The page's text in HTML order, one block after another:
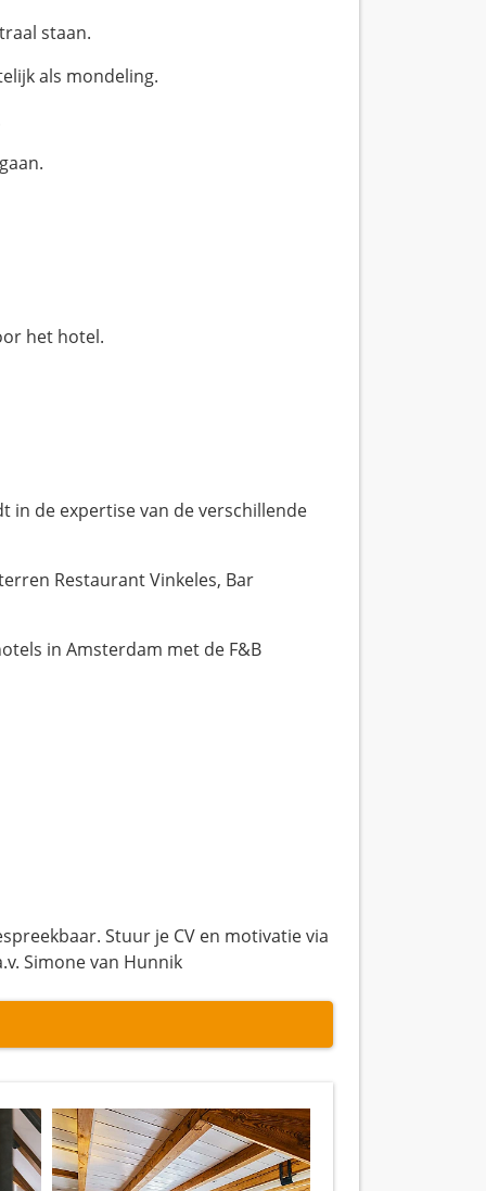
staan.
als mondeling.
het hotel.
de expertise van de verschillende
Restaurant Vinkeles, Bar
in Amsterdam met de F&B
Stuur je CV en motivatie via
Simone van Hunnik